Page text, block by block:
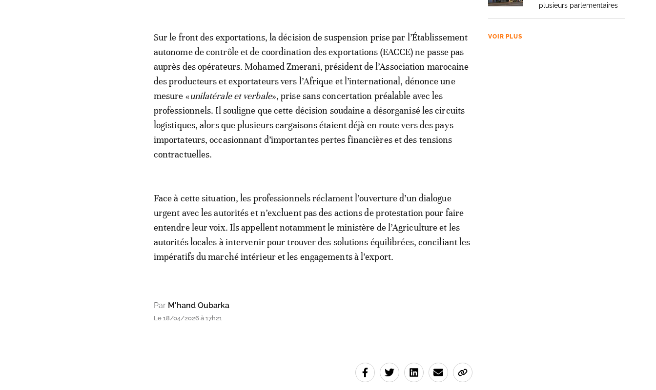
Sur le front des exportations, la décision de suspension prise par l’Établissement
autonome de contrôle et de coordination des exportations (EACCE) ne passe pas
auprès des opérateurs. Mohamed Zmerani, président de l’Association marocaine
des producteurs et exportateurs vers l’Afrique et l’international, dénonce une
mesure «unilatérale et verbale», prise sans concertation préalable avec les
professionnels. Il souligne que cette décision soudaine a désorganisé les circuits
logistiques, alors que plusieurs cargaisons étaient déjà en route vers des pays
importateurs, occasionnant d’importantes pertes financières et des tensions
contractuelles.
Face à cette situation, les professionnels réclament l’ouverture d’un dialogue
urgent avec les autorités et n’excluent pas des actions de protestation pour faire
entendre leur voix. Ils appellent notamment le ministère de l’Agriculture et les
autorités locales à intervenir pour trouver des solutions équilibrées, conciliant les
impératifs du marché intérieur et les engagements à l’export.
Par M'hand Oubarka
Le 18/04/2026 à 17h21
plusieurs parlementaires
VOIR PLUS